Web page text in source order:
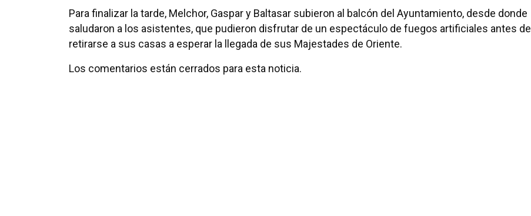
Para finalizar la tarde, Melchor, Gaspar y Baltasar subieron al balcón del Ayuntamiento, desde donde
saludaron a los asistentes, que pudieron disfrutar de un espectáculo de fuegos artificiales antes de
retirarse a sus casas a esperar la llegada de sus Majestades de Oriente.
Los comentarios están cerrados para esta noticia.